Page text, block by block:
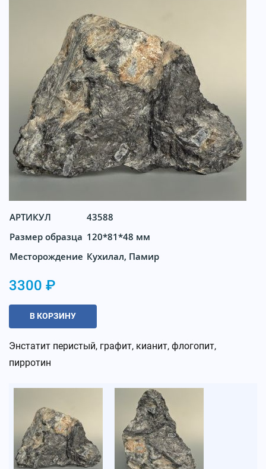
АРТИКУЛ
43588
Размер образца 120*81*48 мм
Месторождение Кухилал, Памир
3300 ₽
В КОРЗИНУ
Энстатит перистый, графит, кианит, флогопит,
пирротин